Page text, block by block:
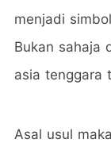
menjadi
Bukan sahaja
asia tenggara
Asal usul